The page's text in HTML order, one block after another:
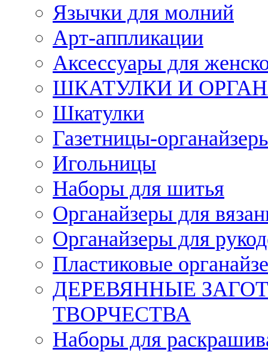
Язычки для молний
Арт-аппликации
Аксессуары для
ШКАТУЛКИ И
Шкатулки
Газетницы-
Игольницы
Наборы для шитья
Органайзеры для
Органайзеры для
Пластиковые
ДЕРЕВЯННЫЕ
ТВОРЧЕСТВА
Наборы для